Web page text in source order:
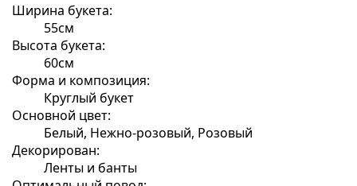
Ширина букета:
55см
Высота букета:
60см
Форма и композиция:
Круглый букет
Основной цвет:
Белый, Нежно-розовый, Розовый
Декорирован:
Ленты и банты